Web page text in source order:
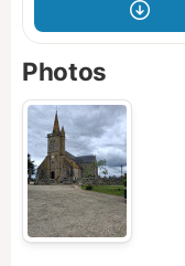
Photos